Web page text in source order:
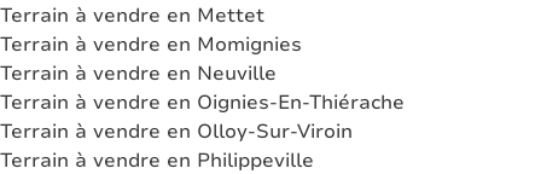
Terrain à vendre en Mettet
Terrain à vendre en Momignies
Terrain à vendre en Neuville
Terrain à vendre en Oignies-En-Thiérache
Terrain à vendre en Olloy-Sur-Viroin
Terrain à vendre en Philippeville